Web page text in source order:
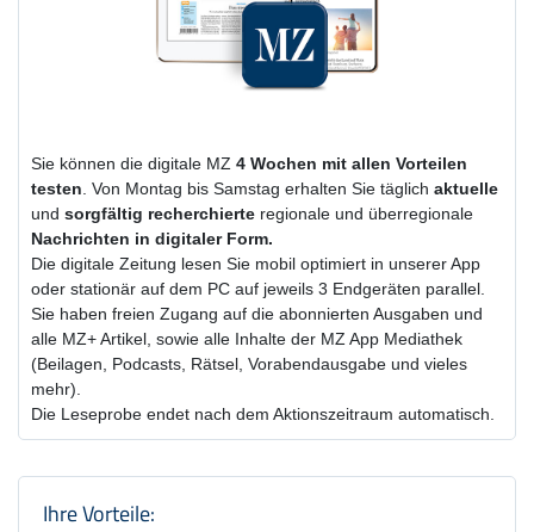
Sie können die digitale MZ 4 Wochen mit allen Vorteilen
testen. Von Montag bis Samstag erhalten Sie täglich aktuelle
und sorgfältig recherchierte regionale und überregionale
Nachrichten in digitaler Form.
Die digitale Zeitung lesen Sie mobil optimiert in unserer App
oder stationär auf dem PC auf jeweils 3 Endgeräten parallel.
Sie haben freien Zugang auf die abonnierten Ausgaben und
alle MZ+ Artikel, sowie alle Inhalte der MZ App Mediathek
(Beilagen, Podcasts, Rätsel, Vorabendausgabe und vieles
mehr).
Die Leseprobe endet nach dem Aktionszeitraum automatisch.
Produktzusammenfassung und
Ihre Vorteile: